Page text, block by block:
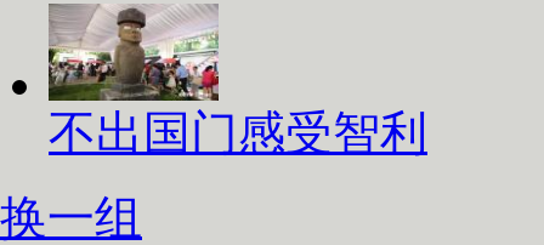
不出国门感受智利
换一组